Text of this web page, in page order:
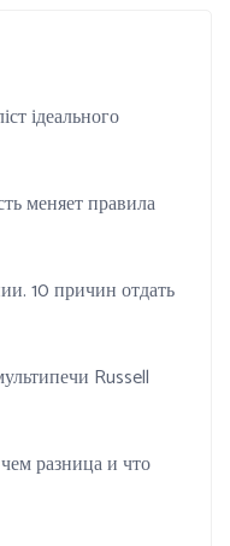
ідеального
меняет правила
10 причин отдать
Russell
разница и что